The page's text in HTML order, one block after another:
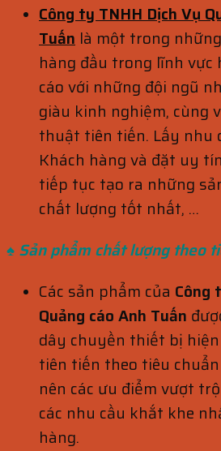
Công ty TNHH Dịch Vụ
Tuấn là một trong
hàng đầu trong lĩnh vực
cáo với những đội ngũ
giàu kinh nghiệm, cùng
thuật tiên tiến. Lấy nhu
Khách hàng và đặt uy
tiếp tục tạo ra những
chất lượng tốt nhất, …
♠ Sản phẩm chất lượng theo
Các sản phẩm của Công
Quảng cáo Anh Tuấn
dây chuyền thiết bị
tiên tiến theo tiêu
nên các ưu điểm vượt
các nhu cầu khắt khe
hàng.